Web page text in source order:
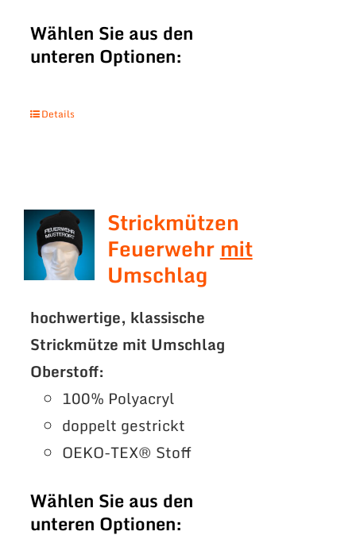
Wählen Sie aus den
unteren Optionen:
Details
Strickmützen
Feuerwehr mit
Umschlag
hochwertige, klassische
Strickmütze mit Umschlag
Oberstoff:
100% Polyacryl
doppelt gestrickt
OEKO-TEX® Stoff
Wählen Sie aus den
unteren Optionen: